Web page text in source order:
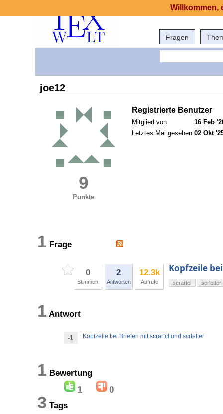
Fragen
joe12
9
Punkte
Registrierte Benutzer
Mitglied von
16 Feb
Letztes Mal gesehen 02 Okt
1 Frage
0
Stimmen
2
Antworten
12.3k
Aufrufe
Kopfzeile
scrartcl scrletter
1 Antwort
-1 Kopfzeile bei Briefen mit scrartcl und scrletter
1 Bewertung
1 0
3 Tags
Willkommen,